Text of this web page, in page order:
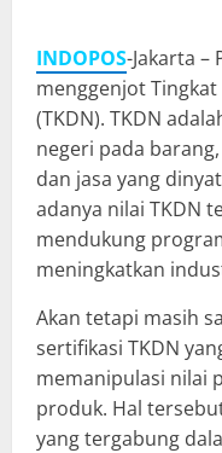
INDOPOS-Jakarta –
menggenjot
(TKDN). TKDN
negeri pada
dan jasa yang
adanya nilai TKDN
mendukung
meningkatkan
Akan tetapi masih
sertifikasi TKDN
memanipulasi nilai
produk. Hal
yang tergabung